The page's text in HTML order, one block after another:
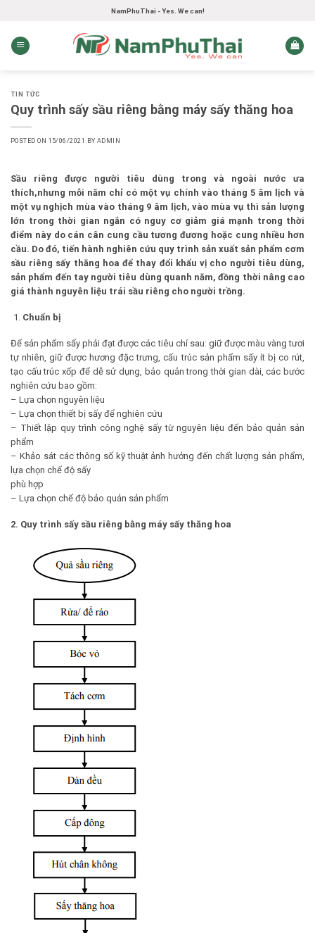
content
NamPhuThai - Yes. We can!
TIN TỨC
Quy trình sấy sầu riêng bằng máy sấy thăng hoa
POSTED ON 15/06/2021 BY ADMIN
Sầu riêng được người tiêu dùng trong và ngoài nước ưa
thích,nhưng mỗi năm chỉ có một vụ chính vào tháng 5 âm lịch và
một vụ nghịch mùa vào tháng 9 âm lịch, vào mùa vụ thì sản lượng
lớn trong thời gian ngắn có nguy cơ giảm giá mạnh trong thời
điểm này do cán cân cung cầu tương đương hoặc cung nhiều hơn
cầu. Do đó, tiến hành nghiên cứu quy trình sản xuất sản phẩm cơm
sầu riêng sấy thăng hoa để thay đổi khẩu vị cho người tiêu dùng,
sản phẩm đến tay người tiêu dùng quanh năm, đồng thời nâng cao
giá thành nguyên liệu trái sầu riêng cho người trồng.
Chuẩn bị
Để sản phẩm sấy phải đạt được các tiêu chí sau: giữ được màu vàng tươi
tự nhiên, giữ được hương đặc trưng, cấu trúc sản phẩm sấy ít bị co rút,
tạo cấu trúc xốp để dễ sử dụng, bảo quản trong thời gian dài, các bước
nghiên cứu bao gồm:
– Lựa chọn nguyên liệu
– Lựa chọn thiết bị sấy để nghiên cứu
– Thiết lập quy trình công nghệ sấy từ nguyên liệu đến bảo quản sản
phẩm
– Khảo sát các thông số kỹ thuật ảnh hưởng đến chất lượng sản phẩm,
lựa chọn chế độ sấy
phù hợp
– Lựa chọn chế độ bảo quản sản phẩm
2. Quy trình sấy sầu riêng bằng máy sấy thăng hoa